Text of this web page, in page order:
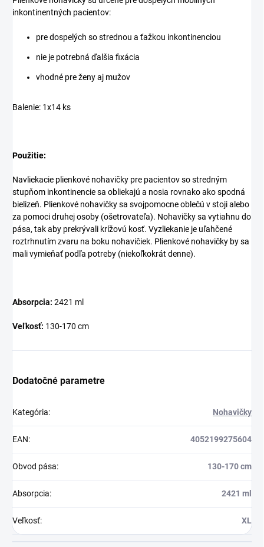
inkontinentných pacientov:
pre dospelých so strednou a ťažkou inkontinenciou
nie je potrebná ďalšia fixácia
vhodné pre ženy aj mužov
Balenie: 1x14 ks
Použitie:
Navliekacie plienkové nohavičky pre pacientov so stredným
stupňom inkontinencie sa obliekajú a nosia rovnako ako spodná
bielizeň. Plienkové nohavičky sa svojpomocne oblečú v stoji alebo
za pomoci druhej osoby (ošetrovateľa). Nohavičky sa vytiahnu do
pása, tak aby prekrývali krížovú kosť. Vyzliekanie je uľahčené
roztrhnutím zvaru na boku nohavičiek. Plienkové nohavičky by sa
mali vymieňať podľa potreby (niekoľkokrát denne).
Absorpcia: 2421 ml
Veľkosť: 130-170 cm
Dodatočné parametre
Kategória: Nohavičky
EAN: 4052199275604
Obvod pása: 130-170 cm
Absorpcia: 2421 ml
Veľkosť: XL